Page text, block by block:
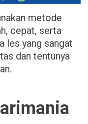
metode
cepat, serta
les yang sangat
dan tentunya